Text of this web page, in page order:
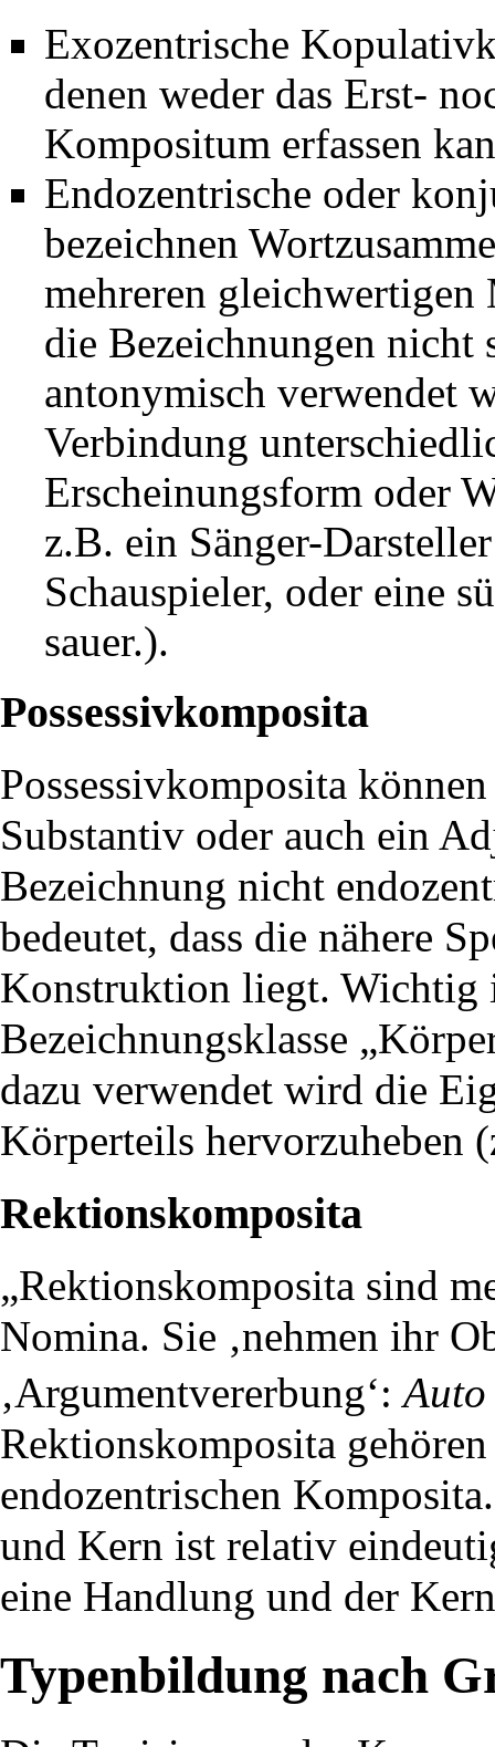
Exozentrische
denen weder das Erst-
Kompositum erfassen
Endozentrische oder
bezeichnen
mehreren
die Bezeichnungen nicht
antonymisch verwendet
Verbindung
Erscheinungsform oder
z.B. ein Sänger-
Schauspieler, oder eine
sauer.).
Possessivkomposita
Possessivkomposita
Substantiv oder auch ein
Bezeichnung nicht
bedeutet, dass die nähere
Konstruktion liegt. Wichtig
Bezeichnungsklasse
dazu verwendet wird die
Körperteils hervorzuheben
Rektionskomposita
„Rektionskomposita sind
Nomina. Sie ‚nehmen ihr
‚Argumentvererbung‘:
Rektionskomposita
endozentrischen
und Kern ist relativ
eine Handlung und der
Typenbildung nach